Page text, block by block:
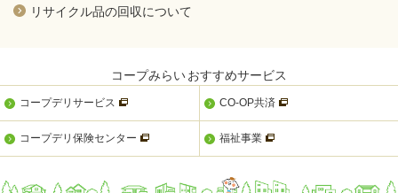
リサイクル品の回収について
コープみらいおすすめサービス
コープデリサービス 新規ウィンドウを開きますCO-OP共済新規ウィンドウを開きま
コープデリ保険センター 新規ウィンドウを開きます
福祉事業新規ウィンドウを開きます